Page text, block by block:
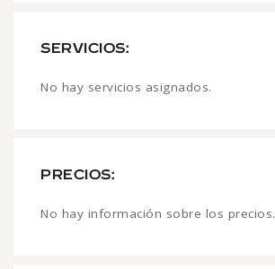
SERVICIOS:
No hay servicios asignados.
PRECIOS:
No hay información sobre los precios.